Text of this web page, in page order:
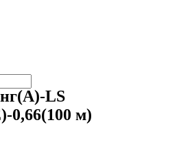
LS
0,66(100 м)